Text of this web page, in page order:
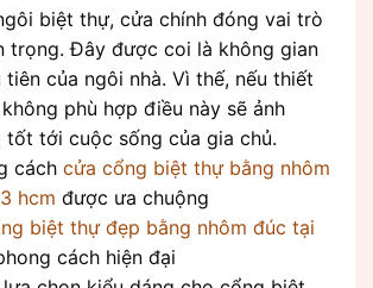
biệt thự, cửa chính đóng vai trò
trọng. Đây được coi là không gian
của ngôi nhà. Vì thế, nếu thiết
phù hợp điều này sẽ ảnh
tốt tới cuộc sống của gia chủ.
cách cửa cổng biệt thự bằng nhôm
hcm được ưa chuộng
biệt thự đẹp bằng nhôm đúc tại
cách hiện đại